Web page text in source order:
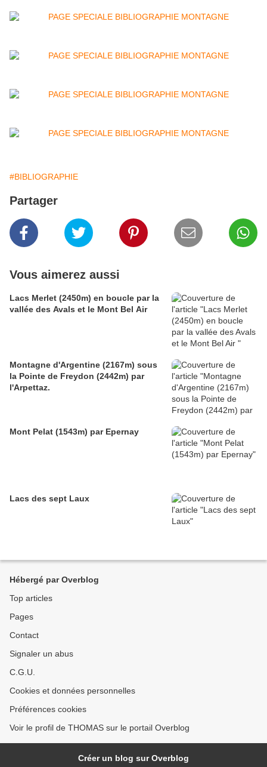
#BIBLIOGRAPHIE
Partager
Vous aimerez aussi
Lacs Merlet (2450m) en boucle par la
vallée des Avals et le Mont Bel Air
Montagne d'Argentine (2167m) sous
la Pointe de Freydon (2442m) par
l'Arpettaz.
Mont Pelat (1543m) par Epernay
Lacs des sept Laux
Hébergé par Overblog
Top articles
Pages
Contact
Signaler un abus
C.G.U.
Cookies et données personnelles
Préférences cookies
Voir le profil de THOMAS sur le portail Overblog
Créer un blog sur Overblog